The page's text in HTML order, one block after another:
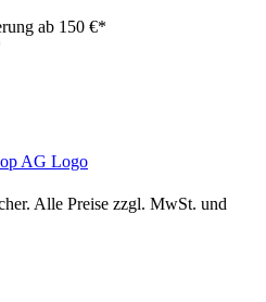
ab 150 €*
Alle Preise zzgl. MwSt. und